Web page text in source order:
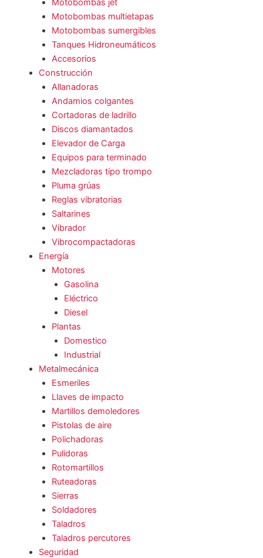
Motobombas jet
Motobombas multietapas
Motobombas sumergibles
Tanques Hidroneumáticos
Accesorios
Construcción
Allanadoras
Andamios colgantes
Cortadoras de ladrillo
Discos diamantados
Elevador de Carga
Equipos para terminado
Mezcladoras tipo trompo
Pluma grúas
Reglas vibratorias
Saltarines
Vibrador
Vibrocompactadoras
Energía
Motores
Gasolina
Eléctrico
Diesel
Plantas
Domestico
Industrial
Metalmecánica
Esmeriles
Llaves de impacto
Martillos demoledores
Pistolas de aire
Polichadoras
Pulidoras
Rotomartillos
Ruteadoras
Sierras
Soldadores
Taladros
Taladros percutores
Seguridad